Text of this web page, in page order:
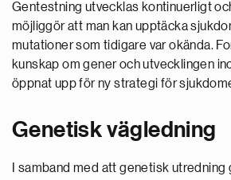
Gentestning utvecklas kontinuerligt
möjliggör att man kan upptäcka
mutationer som tidigare var okända.
kunskap om gener och utvecklingen
öppnat upp för ny strategi för
Genetisk vägledning
I samband med att genetisk utredning